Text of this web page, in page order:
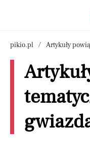
pikio.pl Artykuły